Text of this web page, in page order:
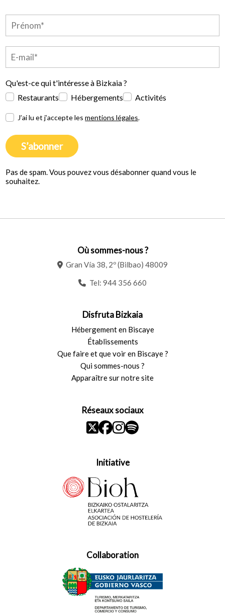
Qu'est-ce qui t'intéresse à Bizkaia ?
Restaurants
Hébergements Activités
J’ai lu et j’accepte lesmentions légales.
S’abonner
Pas de spam. Vous pouvez vous désabonner quand vous le
souhaitez.
Où sommes-nous ?
Gran Vía 38, 2º (Bilbao) 48009
Tel: 944 356 660
Disfruta Bizkaia
Hébergement en Biscaye
Établissements
Que faire et que voir en Biscaye ?
Qui sommes-nous ?
Apparaître sur notre site
Réseaux sociaux
Initiative
Collaboration